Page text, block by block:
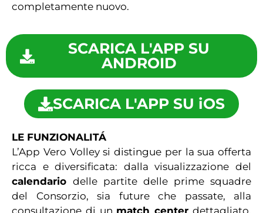
completamente nuovo.
SCARICA L'APP SU
ANDROID
SCARICA L'APP SU iOS
LE FUNZIONALITÁ
L’App Vero Volley si distingue per la sua offerta
ricca e diversificata: dalla visualizzazione del
calendario delle partite delle prime squadre
del Consorzio, sia future che passate, alla